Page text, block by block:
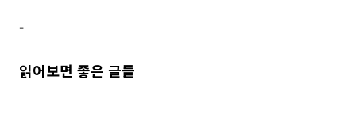
-
읽어보면 좋은 글들